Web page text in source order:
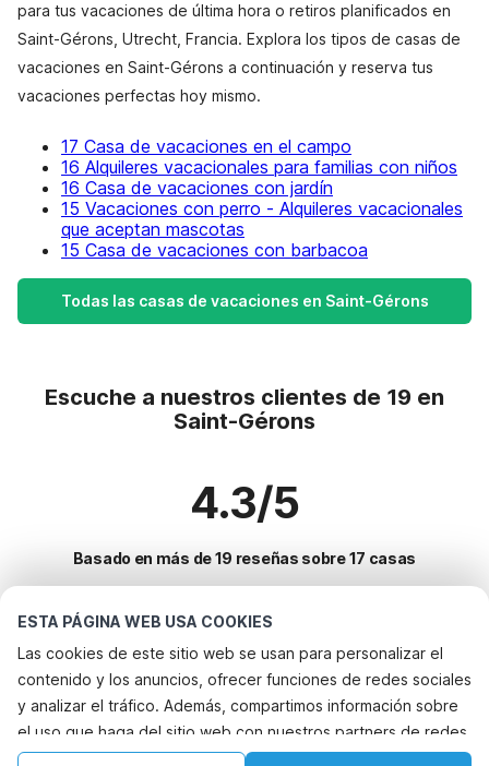
ESTA PÁGINA WEB USA COOKIES
Las cookies de este sitio web se usan para personalizar el
contenido y los anuncios, ofrecer funciones de redes sociales
y analizar el tráfico. Además, compartimos información sobre
el uso que haga del sitio web con nuestros partners de redes
sociales, publicidad y análisis web, quienes pueden
para tus vacaciones de última hora o retiros planificados en
Saint-Gérons, Utrecht, Francia. Explora los tipos de casas de
vacaciones en Saint-Gérons a continuación y reserva tus
vacaciones perfectas hoy mismo.
17 Casa de vacaciones en el campo
16 Alquileres vacacionales para familias con niños
16 Casa de vacaciones con jardín
15 Vacaciones con perro - Alquileres vacacionales
que aceptan mascotas
15 Casa de vacaciones con barbacoa
Todas las casas de vacaciones en Saint-Gérons
Escuche a nuestros clientes de 19 en
Saint-Gérons
4.3/5
Basado en más de 19 reseñas sobre 17 casas
Destinos más populares para vacaciones
Ciudades con los mejores servicios para vacaciones
Casa de vacaciones en parque de atracciones weesp
Casa de vacaciones en parque de atracciones loosdrecht
Servicios populares para vacaciones en Saint-gerons